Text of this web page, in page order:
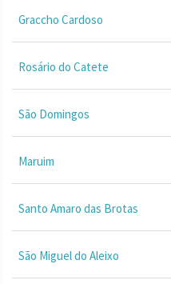
Graccho Cardoso
Rosário do Catete
São Domingos
Maruim
Santo Amaro das Brotas
São Miguel do Aleixo